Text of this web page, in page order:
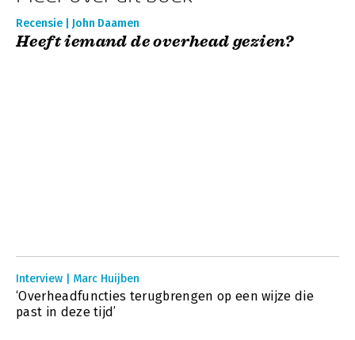
Recensie | John Daamen
Heeft iemand de overhead gezien?
Interview | Marc Huijben
‘Overheadfuncties terugbrengen op een wijze die
past in deze tijd’